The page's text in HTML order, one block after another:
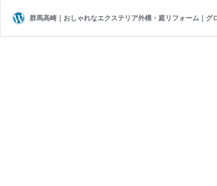
群馬高崎｜おしゃれなエクステリア外構・庭リフォーム｜グ